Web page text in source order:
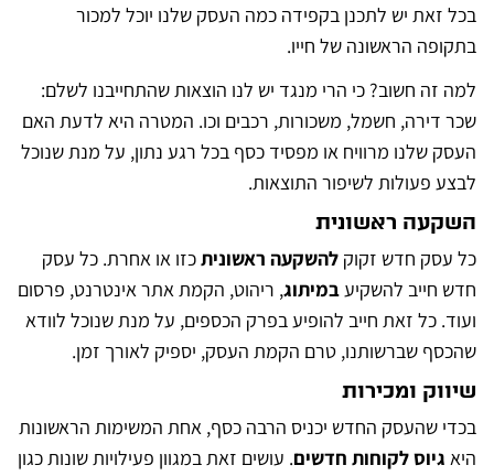
בכל זאת יש לתכנן בקפידה כמה העסק שלנו יוכל למכור
בתקופה הראשונה של חייו.
למה זה חשוב? כי הרי מנגד יש לנו הוצאות שהתחייבנו לשלם:
שכר דירה, חשמל, משכורות, רכבים וכו. המטרה היא לדעת האם
העסק שלנו מרוויח או מפסיד כסף בכל רגע נתון, על מנת שנוכל
לבצע פעולות לשיפור התוצאות.
השקעה ראשונית
כל עסק חדש זקוק להשקעה ראשוניתכזו או אחרת. כל עסק
חדש חייב להשקיע במיתוג, ריהוט, הקמת אתר אינטרנט, פרסום
ועוד. כל זאת חייב להופיע בפרק הכספים, על מנת שנוכל לוודא
שהכסף שברשותנו, טרם הקמת העסק, יספיק לאורך זמן.
שיווק ומכירות
בכדי שהעסק החדש יכניס הרבה כסף, אחת המשימות הראשונות
היא גיוס לקוחות חדשים. עושים זאת במגוון פעילויות שונות כגון